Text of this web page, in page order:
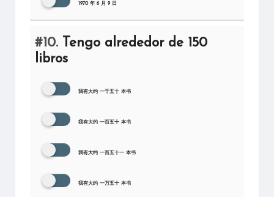
1970 年 6 月 9 日
#10. Tengo alrededor de 150
libros
我有大约 一千五十 本书
我有大约 一百五十 本书
我有大约 一百五十一 本书
我有大约 一万五十 本书